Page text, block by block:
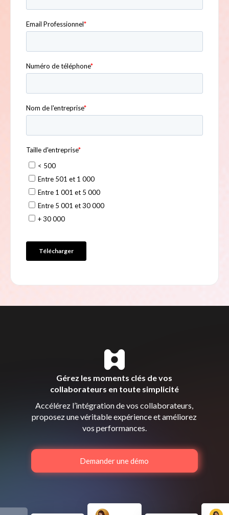
Gérez les moments clés de vos
collaborateurs en toute simplicité
Accélérez l’intégration de vos collaborateurs,
proposez une véritable expérience et améliorez
vos performances.
Demander une démo